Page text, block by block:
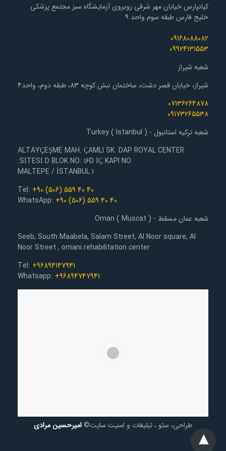
کیانپارس خیابان مهر شرقی روبروی آزمایشگاه سبز مجتمع پزشکی
خلیج فارس طبقه سوم واحد ۹
09168088082
09924131553
شعبه شیراز
شیراز، خیابان قصر دشت، ساختمان نبش کوچه 83، طبقه دوم، واحد4
07136264878
09173265538
شعبه ترکیه استانبول - Turkey ( Istanbul )
ALTAYÇEŞME MAH. ÇAMLI SK. DAP ROYAL CENTER
SİTESİ D BLOK NO: 16D İÇ KAPI NO:
1 MALTEPE / İSTANBUL
Tel: +90 (506) 559 40 40
WhatsApp: +90 (506) 559 40 40
شعبه عمان مسقط - Oman ( Muscat )
Seeb, South Maabela, Salam Street, Al Noor square, Al
Noor Street , omani rehabilitation center
Tel: +96894147941
Whatsapp: +96894747941
طراحی، سئو ، تبلیغات و امنیت سایت©امیرحسین مرادی